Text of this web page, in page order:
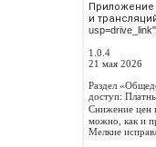
Приложение
и
1.0.4
21 мая 2026
Раздел
доступ:
Снижение цен
можно, как и
Мелкие